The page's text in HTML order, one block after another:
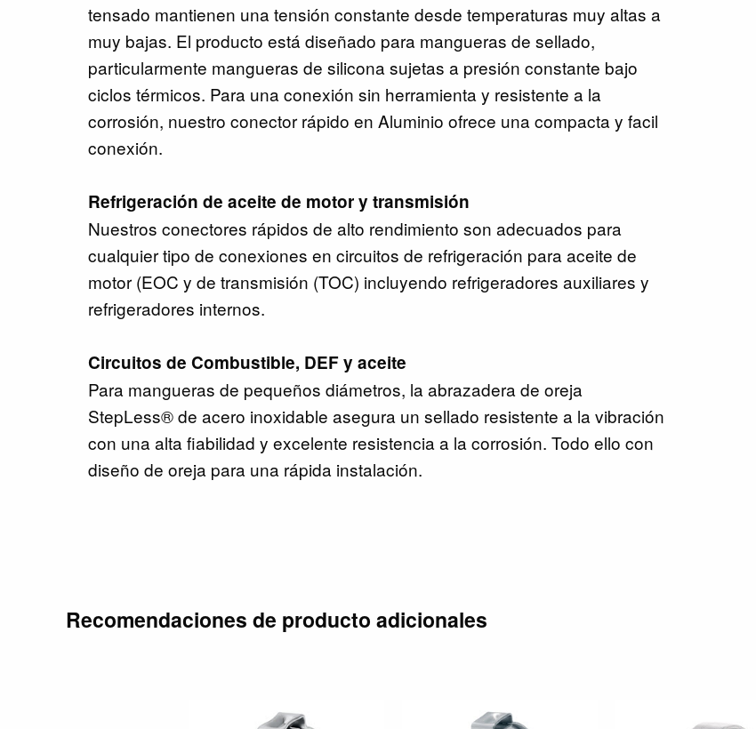
tensado mantienen una tensión constante desde temperaturas muy altas a
muy bajas. El producto está diseñado para mangueras de sellado,
particularmente mangueras de silicona sujetas a presión constante bajo
ciclos térmicos. Para una conexión sin herramienta y resistente a la
corrosión, nuestro conector rápido en Aluminio ofrece una compacta y facil
conexión.
Refrigeración de aceite de motor y transmisión
Nuestros conectores rápidos de alto rendimiento son adecuados para
cualquier tipo de conexiones en circuitos de refrigeración para aceite de
motor (EOC y de transmisión (TOC) incluyendo refrigeradores auxiliares y
refrigeradores internos.
Circuitos de Combustible, DEF y aceite
Para mangueras de pequeños diámetros, la abrazadera de oreja
StepLess® de acero inoxidable asegura un sellado resistente a la vibración
con una alta fiabilidad y excelente resistencia a la corrosión. Todo ello con
diseño de oreja para una rápida instalación.
Recomendaciones de producto adicionales